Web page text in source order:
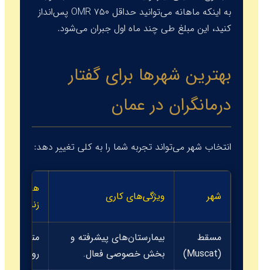
به اینکه ماهانه می‌توانید حداقل ۷۵۰ OMR پس‌انداز
کنید، این مبلغ طی چند ماه اول جبران می‌شود.
بهترین شهرها برای گفتار
درمانگران در عمان
انتخاب شهر می‌تواند تجربه شما را به کلی تغییر دهد:
شهر ویژگی‌های کاری
هزینه
زندگی
مسقط
(Muscat)
بیمارستان‌های پیشرفته و
بخش خصوصی فعال.
متوسط
رو به بالا